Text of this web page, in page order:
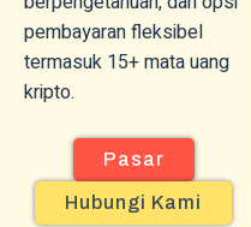
pembayaran fleksibel
termasuk 15+ mata uang
kripto.
Pasar
Hubungi Kami